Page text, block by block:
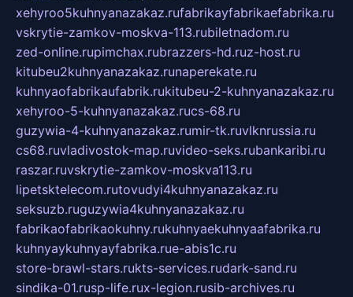
xehyroo5kuhnyanazakaz.rufabrikayfabrikaefabrika.ru
vskrytie-zamkov-moskva-113.rubiletnadom.ru
zed-online.rupimchax.rubrazzers-hd.ruz-host.ru
kitubeu2kuhnyanazakaz.runaperekate.ru
kuhnyaofabrikaufabrik.rukitubeu-2-kuhnyanazakaz.ru
xehyroo-5-kuhnyanazakaz.rucs-68.ru
guzywia-4-kuhnyanazakaz.rumir-tk.ruvlknrussia.ru
cs68.ruvladivostok-map.ruvideo-seks.rubankaribi.ru
raszar.ruvskrytie-zamkov-moskva113.ru
lipetsktelecom.rutovudyi4kuhnyanazakaz.ru
seksuzb.ruguzywia4kuhnyanazakaz.ru
fabrikaofabrikaokuhny.rukuhnyaekuhnyaafabrika.ru
kuhnyaykuhnyayfabrika.rue-abis1c.ru
store-brawl-stars.rukts-services.rudark-sand.ru
sindika-01.rusp-life.rux-legion.rusib-archives.ru